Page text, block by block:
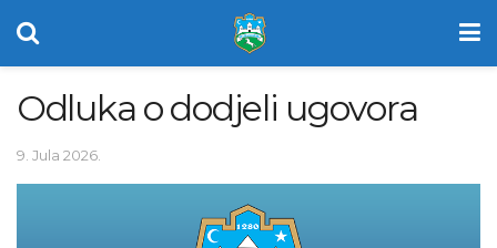
Odluka o dodjeli ugovora
9. Jula 2026.